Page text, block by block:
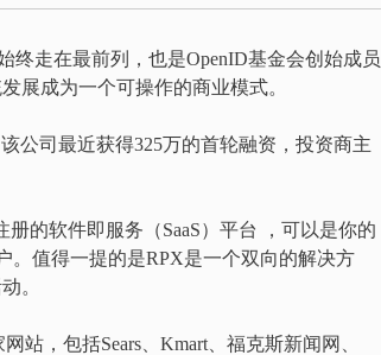
终走在最前列，也是OpenID基金会创始成员
展成为一个可操作的商业模式。
公司最近获得325万的首轮融资，投资商主
的软件即服务（SaaS）平台 ，可以是你的
。值得一提的是RPX是一个双向的解决方
。
站，包括Sears、Kmart、福克斯新闻网、